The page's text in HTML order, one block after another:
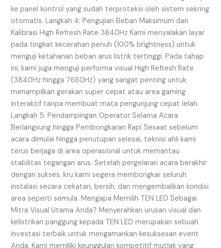
ke panel kontrol yang sudah terproteksi oleh sistem sekring
otomatis. Langkah 4: Pengujian Beban Maksimum dan
Kalibrasi High Refresh Rate 3840Hz Kami menyalakan layar
pada tingkat kecerahan penuh (100% brightness) untuk
menguji ketahanan beban arus listrik tertinggi. Pada tahap
ini, kami juga menguji performa visual High Refresh Rate
(3840Hz hingga 7680Hz) yang sangat penting untuk
menampilkan gerakan super cepat atau area gaming
interaktif tanpa membuat mata pengunjung cepat lelah.
Langkah 5: Pendampingan Operator Selama Acara
Berlangsung hingga Pembongkaran Rapi Sesaat sebelum
acara dimulai hingga penutupan selesai, teknisi ahli kami
terus berjaga di area operasional untuk memantau
stabilitas tegangan arus. Setelah pergelaran acara berakhir
dengan sukses, kru kami segera membongkar seluruh
instalasi secara cekatan, bersih, dan mengembalikan kondisi
area seperti semula. Mengapa Memilih TEN LED Sebagai
Mitra Visual Utama Anda? Menyerahkan urusan visual dan
kelistrikan panggung kepada TEN LED merupakan sebuah
investasi terbaik untuk mengamankan kesuksesan event
Anda. Kami memiliki keunggulan kompetitif mutlak yang